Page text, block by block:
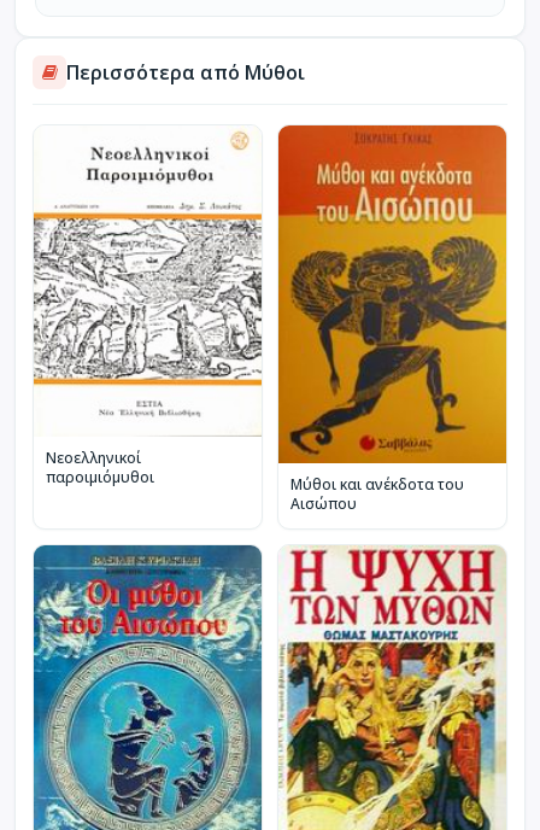
Περισσότερα από Μύθοι
Νεοελληνικοί
παροιμιόμυθοι
Μύθοι και ανέκδοτα του
Αισώπου